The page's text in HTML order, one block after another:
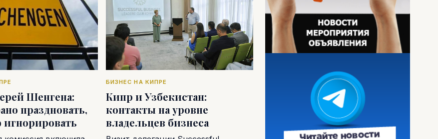
Шенгена:
праздновать,
игнорировать
БИЗНЕС НА КИПРЕ
Кипр и Узбекистан:
контакты на уровне
владельцев бизнеса